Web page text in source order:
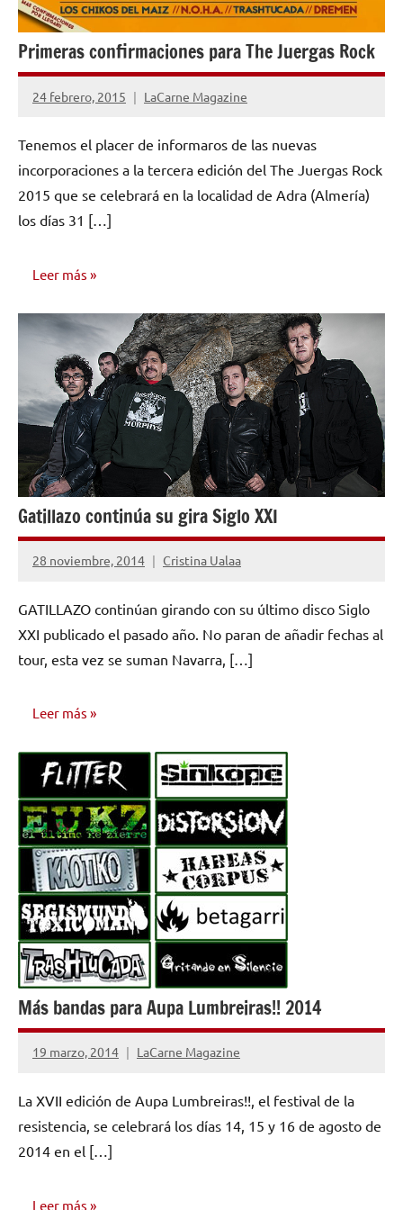
Primeras confirmaciones para The Juergas Rock
24 febrero, 2015 LaCarne Magazine
No
comentarios
Tenemos el placer de informaros de las nuevas
incorporaciones a la tercera edición del The Juergas Rock
2015 que se celebrará en la localidad de Adra (Almería)
los días 31 […]
Leer más
NOTICIAS
Gatillazo continúa su gira Siglo XXI
28 noviembre, 2014 Cristina Ualaa
No
comentarios
GATILLAZO continúan girando con su último disco Siglo
XXI publicado el pasado año. No paran de añadir fechas al
tour, esta vez se suman Navarra, […]
Leer más
NOTICIAS
Más bandas para Aupa Lumbreiras!! 2014
19 marzo, 2014 LaCarne Magazine
No
comentarios
La XVII edición de Aupa Lumbreiras!!, el festival de la
resistencia, se celebrará los días 14, 15 y 16 de agosto de
2014 en el […]
Leer más